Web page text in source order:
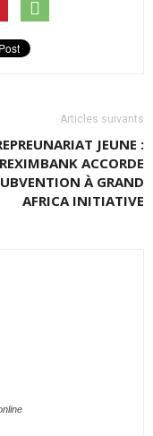
Articles suivants
JEUNE :
ACCORDE
À GRAND
AFRICA INITIATIVE